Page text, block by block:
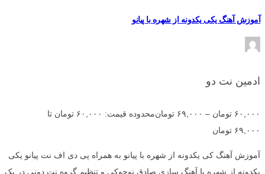
آموزش آهنگ یکی یکدونه از شهره با پیانو
ادمین نت دو
۶۰,۰۰۰ تومان – ۶۹,۰۰۰ تومان
محدوده قیمت: ۶۰,۰۰۰ تومان تا
۶۹,۰۰۰ تومان
آموزش آهنگ کی یکدونه از شهره با پیانو به همراه پی دی اف نت پیانو یکی
یکدونه از شهره با آهنگ سازی صادق نوجوکی و تنظیم گروه نت دونی در یک